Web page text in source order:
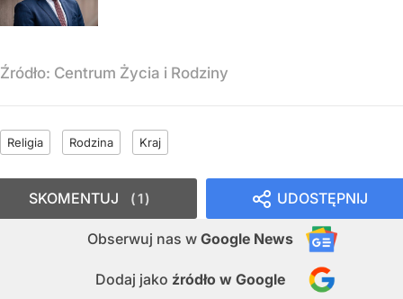
Źródło: Centrum Życia i Rodziny
Religia Rodzina Kraj
UDOSTĘPNIJ
Obserwuj nas w Google News
Dodaj jako źródło w Google
SKOMENTUJ 1